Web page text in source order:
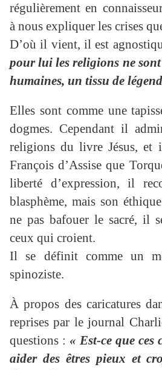
régulièrement en
à nous expliquer les crises
D’où il vient, il est
pour lui les religions ne
humaines, un tissu de
Elles sont comme une
dogmes. Cependant il
religions du livre Jésus, et
François d’Assise que
liberté d’expression, il
blasphème, mais son
ne pas bafouer le sacré, il
ceux qui croient.
Il se définit comme un
spinoziste.
À propos des caricatures
reprises par le journal
questions : « Est-ce que ces
aider des êtres pieux et